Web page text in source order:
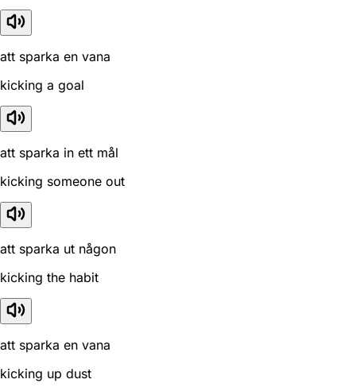
att sparka en vana
kicking a goal
att sparka in ett mål
kicking someone out
att sparka ut någon
kicking the habit
att sparka en vana
kicking up dust